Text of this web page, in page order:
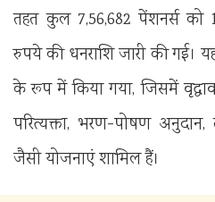
तहत कुल 7,56,682 पेंशनर्स को
रुपये की धनराशि जारी की गई।
के रूप में किया गया, जिसमें
परित्यक्ता, भरण-पोषण
जैसी योजनाएं शामिल हैं।